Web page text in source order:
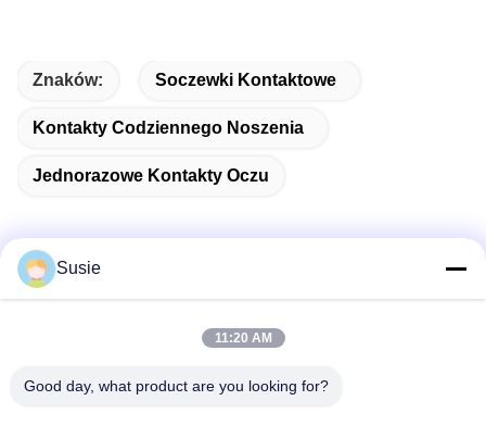
Znaków: Soczewki Kontaktowe
Kontakty Codziennego Noszenia
Jednorazowe Kontakty Oczu
Pokój 1101, Budynek 5, Plac Gaosheng Times, nr 789
Susie
11:20 AM
Good day, what product are you looking for?